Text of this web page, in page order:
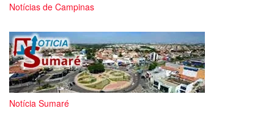
Notícias de Campinas
Notícia Sumaré